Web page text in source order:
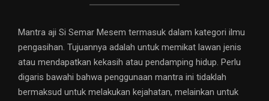
Mantra aji Si Semar Mesem termasuk dalam kategori ilmu
pengasihan. Tujuannya adalah untuk memikat lawan jenis
atau mendapatkan kekasih atau pendamping hidup. Perlu
digaris bawahi bahwa penggunaan mantra ini tidaklah
bermaksud untuk melakukan kejahatan, melainkan untuk